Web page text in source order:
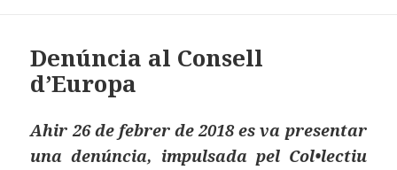
Denúncia al Consell
d’Europa
Ahir 26 de febrer de 2018 es va presentar
una denúncia, impulsada pel Col•lectiu